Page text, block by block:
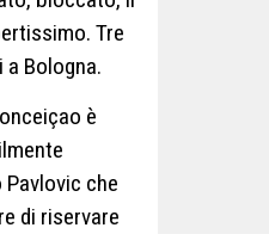
Tre
a Bologna.
è
che
di riservare